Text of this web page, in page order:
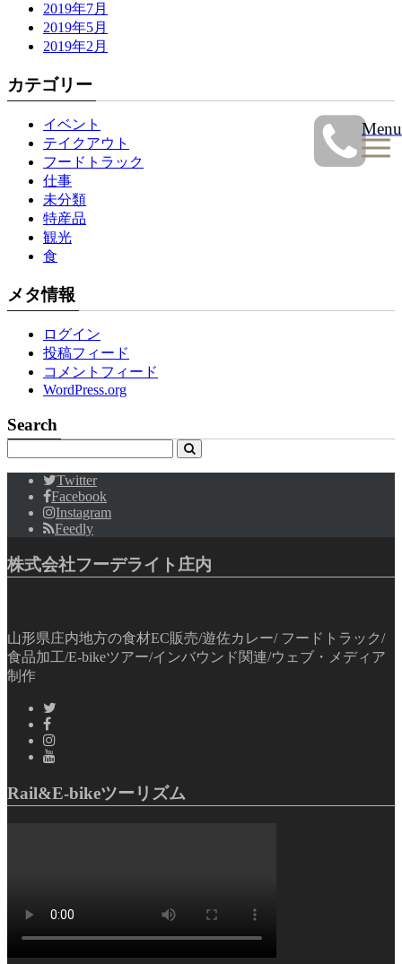
Menu
2019年7月
2019年5月
2019年2月
カテゴリー
イベント
テイクアウト
フードトラック
仕事
未分類
特産品
観光
食
メタ情報
ログイン
投稿フィード
コメントフィード
WordPress.org
Search
Twitter
Facebook
Instagram
Feedly
株式会社フーデライト庄内
山形県庄内地方の食材EC販売/遊佐カレー/ フードトラック/
食品加工/E-bikeツアー/インバウンド関連/ウェブ・メディア
制作
Rail&E-bikeツーリズム